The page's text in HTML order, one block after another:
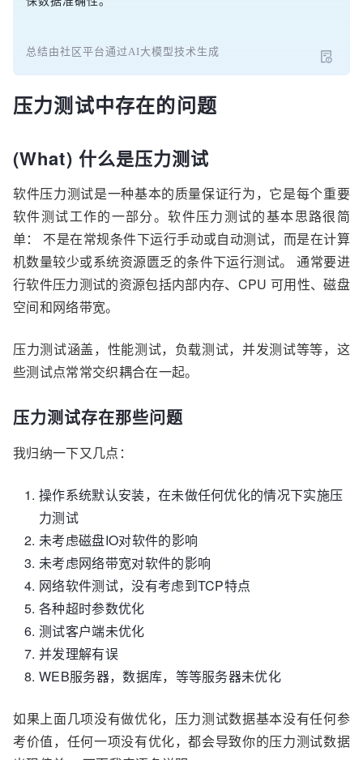
总结由社区平台通过AI大模型技术生成
压力测试中存在的问题
(What) 什么是压力测试
软件压力测试是一种基本的质量保证行为，它是每个重要
软件测试工作的一部分。软件压力测试的基本思路很简
单： 不是在常规条件下运行手动或自动测试，而是在计算
机数量较少或系统资源匮乏的条件下运行测试。 通常要进
行软件压力测试的资源包括内部内存、CPU 可用性、磁盘
空间和网络带宽。
压力测试涵盖，性能测试，负载测试，并发测试等等，这
些测试点常常交织耦合在一起。
压力测试存在那些问题
我归纳一下又几点：
操作系统默认安装，在未做任何优化的情况下实施压
力测试
未考虑磁盘IO对软件的影响
未考虑网络带宽对软件的影响
网络软件测试，没有考虑到TCP特点
各种超时参数优化
测试客户端未优化
并发理解有误
WEB服务器，数据库，等等服务器未优化
如果上面几项没有做优化，压力测试数据基本没有任何参
考价值，任何一项没有优化，都会导致你的压力测试数据